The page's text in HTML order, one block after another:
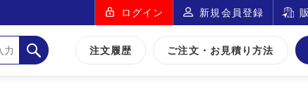
ログイン 新規会員登録
注文履歴 ご注文・お見積り方法